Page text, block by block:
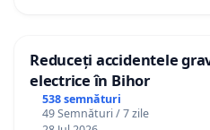
Reduceți accidentele
electrice în Bihor
538 semnături
49 Semnături / 7 zile